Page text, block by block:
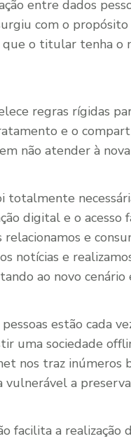
entre dados
com o
que o titular tenha o
regras rígidas
e o
não atender à
totalmente
digital e o
relacionamos e
notícias e
ao novo cenário
estão cada
uma sociedade
nos traz inúmeros
vulnerável a
facilita a